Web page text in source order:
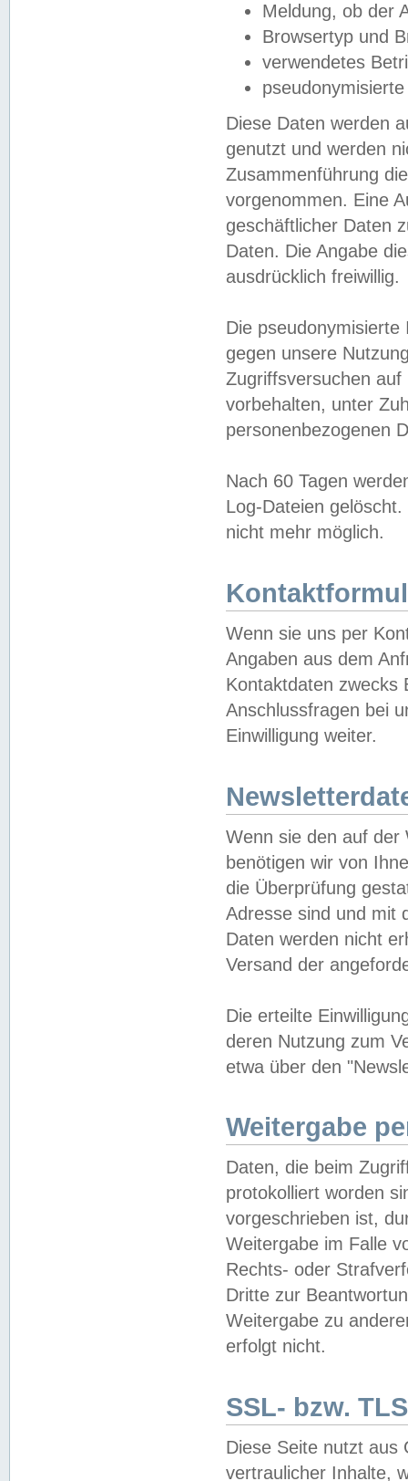
Meldung, ob der
Browsertyp und
verwendetes
Diese Daten werden
genutzt und werden
Zusammenführung
vorgenommen. Eine
geschäftlicher Daten
Daten. Die Angabe
ausdrücklich freiwillig.
Die
gegen unsere
Zugriffsversuchen
vorbehalten, unter
personenbezogenen
Nach 60 Tagen
Log-Dateien
nicht mehr möglich.
Wenn sie uns per
Angaben aus dem
Kontaktdaten zwecks
Anschlussfragen bei
Einwilligung weiter.
Wenn sie den auf der
benötigen wir von
die Überprüfung
Adresse sind und mit
Daten werden nicht
Versand der
Die erteilte
deren Nutzung zum
etwa über den
Weitergabe
Daten, die beim
protokolliert worden
vorgeschrieben ist,
Weitergabe im Falle
Rechts- oder
Dritte zur
Weitergabe zu
erfolgt nicht.
SSL- bzw.
Diese Seite nutzt aus
vertraulicher Inhalte,